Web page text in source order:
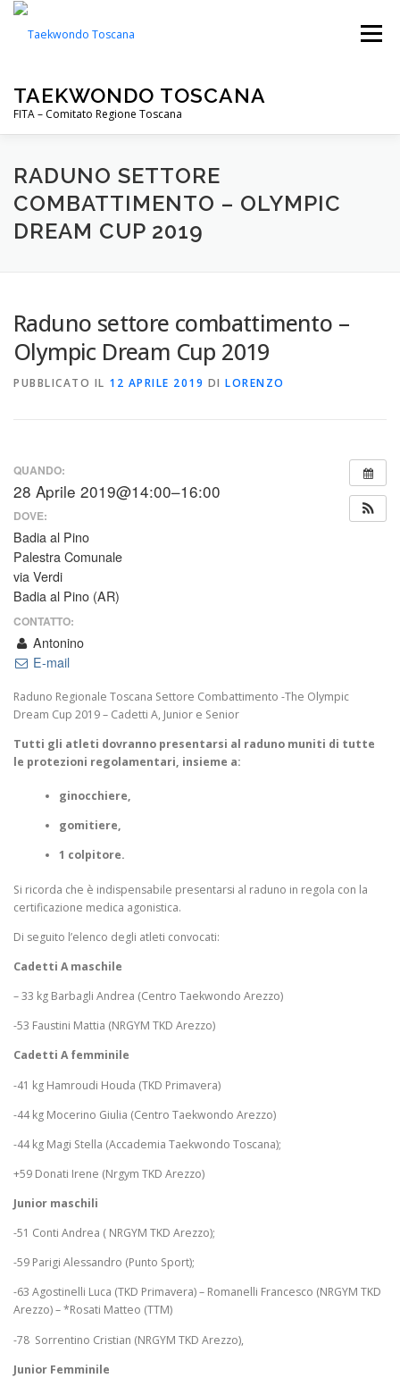
Passa
contenuto
TAEKWONDO TOSCANA
FITA – Comitato Regione Toscana
Menu
FITA PALESTRE NOTIZIE
CIP TOSCANA DOWNLOADS
RADUNO SETTORE
COMBATTIMENTO – OLYMPIC
DREAM CUP 2019
Raduno settore combattimento –
Olympic Dream Cup 2019
PUBBLICATO IL 12 APRILE 2019 DI LORENZO
QUANDO:
28 Aprile 2019@14:00–16:00
DOVE:
Badia al Pino
Palestra Comunale
via Verdi
Badia al Pino (AR)
CONTATTO:
Antonino
E-mail
Raduno Regionale Toscana Settore Combattimento -The Olympic
Dream Cup 2019 – Cadetti A, Junior e Senior
Tutti gli atleti dovranno presentarsi al raduno muniti di tutte
le protezioni regolamentari, insieme a:
ginocchiere,
gomitiere,
1 colpitore.
Si ricorda che è indispensabile presentarsi al raduno in regola con la
certificazione medica agonistica.
Di seguito l’elenco degli atleti convocati:
Cadetti A maschile
– 33 kg Barbagli Andrea (Centro Taekwondo Arezzo)
-53 Faustini Mattia (NRGYM TKD Arezzo)
Cadetti A femminile
-41 kg Hamroudi Houda (TKD Primavera)
-44 kg Mocerino Giulia (Centro Taekwondo Arezzo)
-44 kg Magi Stella (Accademia Taekwondo Toscana);
+59 Donati Irene (Nrgym TKD Arezzo)
Junior maschili
-51 Conti Andrea ( NRGYM TKD Arezzo);
-59 Parigi Alessandro (Punto Sport);
-63 Agostinelli Luca (TKD Primavera) – Romanelli Francesco (NRGYM TKD
Arezzo) – *Rosati Matteo (TTM)
-78 Sorrentino Cristian (NRGYM TKD Arezzo),
Junior Femminile